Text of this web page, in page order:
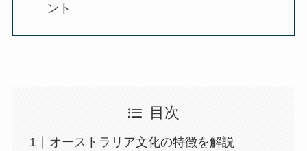
ント
目次
オーストラリア文化の特徴を解説